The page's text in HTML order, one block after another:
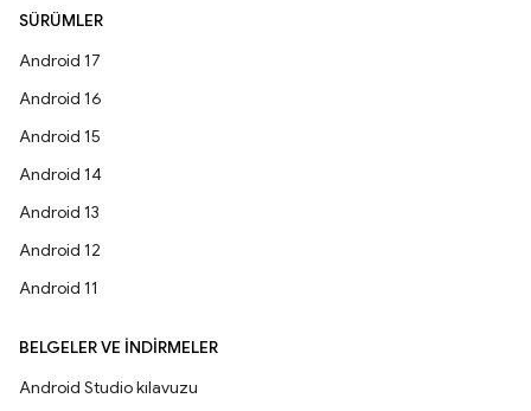
SÜRÜMLER
Android 17
Android 16
Android 15
Android 14
Android 13
Android 12
Android 11
BELGELER VE İNDIRMELER
Android Studio kılavuzu